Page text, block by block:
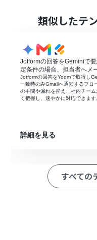
はじめに、Google
連携します。
ォルダが作成された
続けて、オペレー
ダウンロードする
したファイルを指
さらに、Geminiの
ンを設定し、ダウ
用）」アクションを
容を解析させます。
指定のチャンネルに
※「トリガー」：フロー
類似したテ
Jotformの回答をGeminiで
定条件の場合、担当者へメ
Jotformの回答をYoomで取得し
一致時のみGmailへ通知するフロ
の手間や漏れを抑え、社内チー
く把握し、速やかに対応できます
詳細を見る
すべての